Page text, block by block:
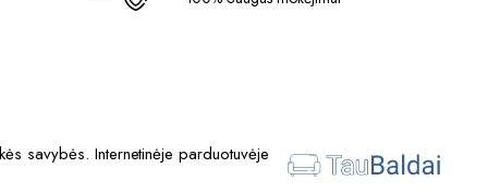
savybės. Internetinėje parduotuvėje